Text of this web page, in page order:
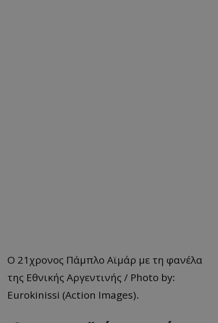
Ο 21χρονος Πάμπλο Αϊμάρ με τη φανέλα
της Εθνικής Αργεντινής / Photo by:
Eurokinissi (Action Images).